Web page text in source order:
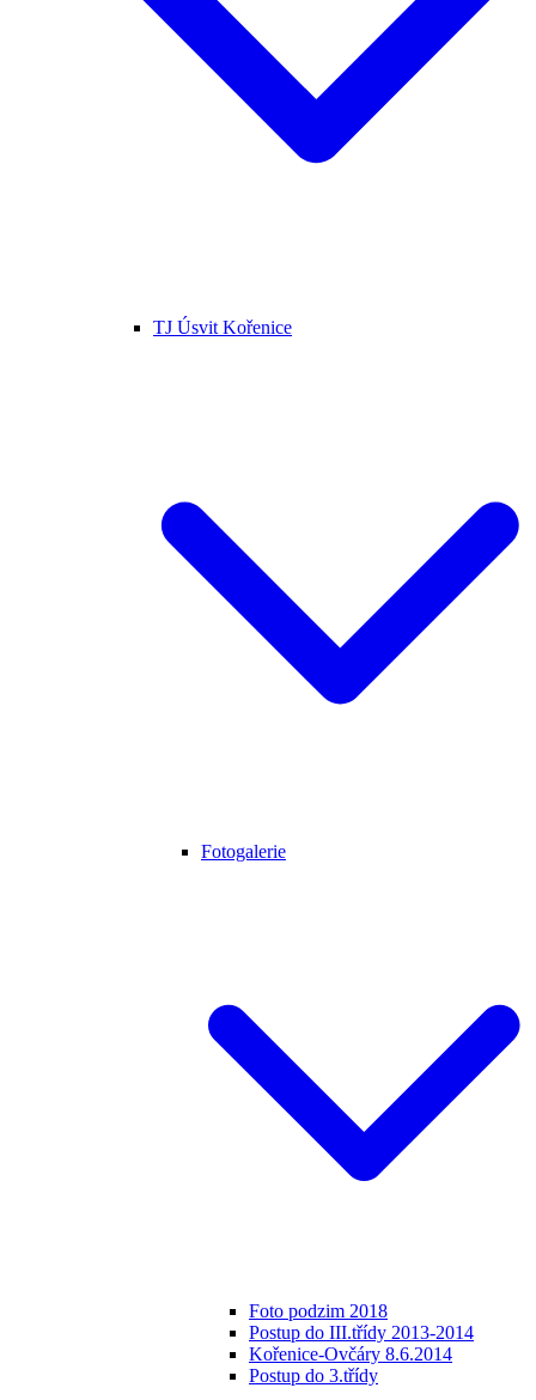
TJ Úsvit Kořenice
Fotogalerie
Foto podzim 2018
Postup do III.třídy 2013-2014
Kořenice-Ovčáry 8.6.2014
Postup do 3.třídy